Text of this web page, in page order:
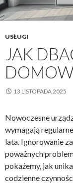
USŁUGI
JAK
13 LISTOPADA 2025
Nowoczesne
wymagają
lata. Ignorowanie
poważnych
pokażemy, jak
codzienne